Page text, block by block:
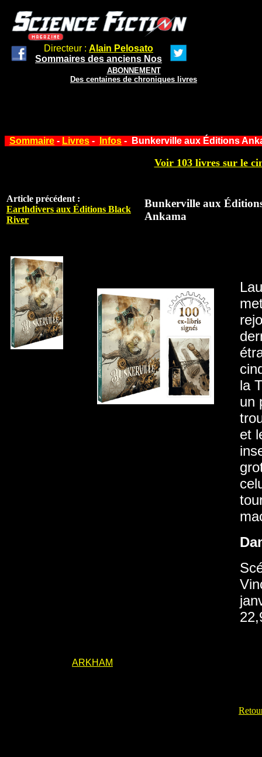
Directeur : Alain Pelosato
Sommaires des anciens Nos
ABONNEMENT
Des centaines de chroniques livres
Sommaire - Livres - Infos - Bunkerville aux Éditions
Voir 103 livres sur le
Article précédent :
Earthdivers aux Éditions Black
River
Bunkerville aux
Ankama
la
un
et
ARKHAM